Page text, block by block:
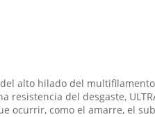
alto hilado del
del desgaste,
ocurrir, como el amarre, el